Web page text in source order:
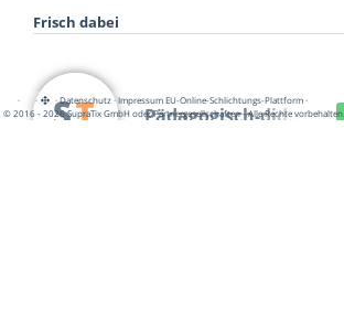
Frisch dabei
Pädagogisch-did…
· · ·Datenschutz·Impressum EU-Online-Schlichtungs-Plattform·
© 2016 - 2026 SupraTix GmbH oder Partnergesellschaften - Alle Rechte vorbehalten.